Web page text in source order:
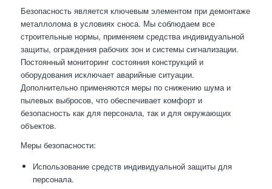
Безопасность является ключевым элементом при демонтаже
металлолома в условиях сноса. Мы соблюдаем все
строительные нормы, применяем средства индивидуальной
защиты, ограждения рабочих зон и системы сигнализации.
Постоянный мониторинг состояния конструкций и
оборудования исключает аварийные ситуации.
Дополнительно применяются меры по снижению шума и
пылевых выбросов, что обеспечивает комфорт и
безопасность как для персонала, так и для окружающих
объектов.
Меры безопасности:
Использование средств индивидуальной защиты для
персонала.